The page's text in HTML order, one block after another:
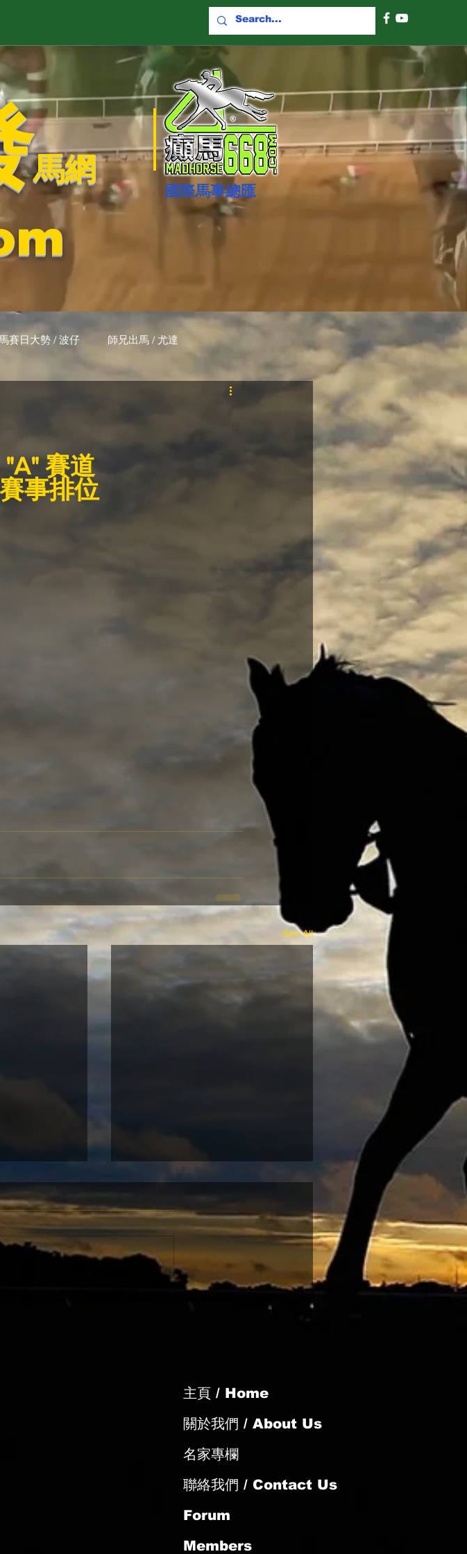
馬網
國際​馬事總匯
賽日大勢 / 波仔 師兄出馬 / 尤達
自購馬透視 / G.C.
馬森 賽事排位 (香港) / 資料組
練場地數據 (香港) / 資料組
賽道
事排位
See All
07-08 跑馬地夜賽
主頁 / Home
關於我們 / About Us
名家專欄
聯絡我們 / Contact Us
Forum
Members